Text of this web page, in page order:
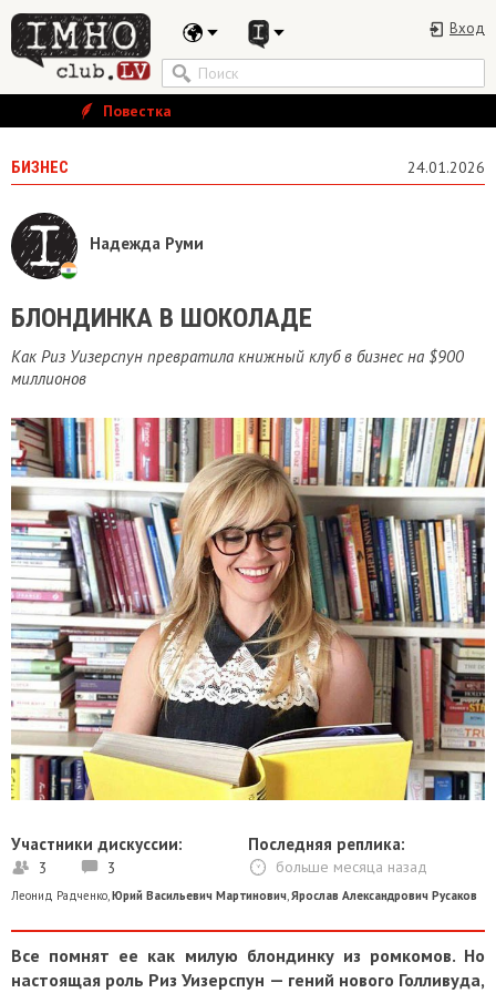
Вход
Повестка
БИЗНЕС 24.01.2026
Надежда Руми
БЛОНДИНКА В ШОКОЛАДЕ
Как Риз Уизерспун превратила книжный клуб в бизнес на $900
миллионов
Участники дискуссии:
3 3
Последняя реплика:
больше месяца назад
Леонид Радченко,Юрий Васильевич Мартинович,Ярослав Александрович Русаков
Все помнят ее как милую блондинку из ромкомов. Но
настоящая роль Риз Уизерспун — гений нового Голливуда,